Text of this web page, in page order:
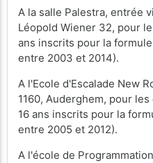
A la salle Palestra, entrée
Léopold Wiener 32, pour
ans inscrits pour la
entre 2003 et 2014).
A l'Ecole d'Escalade New
1160, Auderghem, pour
16 ans inscrits pour la
entre 2005 et 2012).
A l'école de